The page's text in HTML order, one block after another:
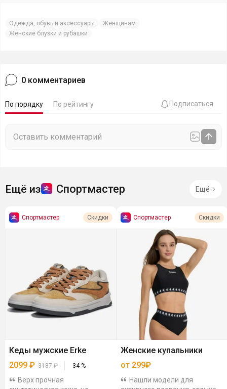
Одежда, обувь и аксессуары
Женщинам
Женские блузки и рубашки
0 комментариев
По порядку По рейтингу Подписаться
Ещё из Спортмастер Ещё
Спортмастер Скидки
Кеды мужские Erke
2099 ₽ 3187₽ 34%
Верх прочная
Спортмастер Скидки
Женские купальники
от 299₽
Нашли модели для